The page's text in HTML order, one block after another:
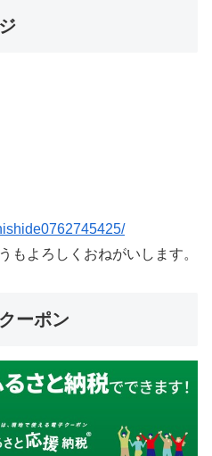
もよろしくおねがいします。
ーポン